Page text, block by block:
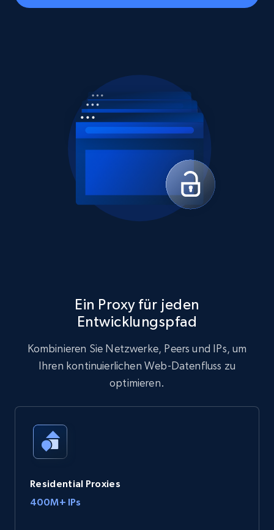
Ein Proxy für jeden
Entwicklungspfad
Kombinieren Sie Netzwerke, Peers und IPs, um
Ihren kontinuierlichen Web-Datenfluss zu
optimieren.
Residential Proxies
400M+ IPs